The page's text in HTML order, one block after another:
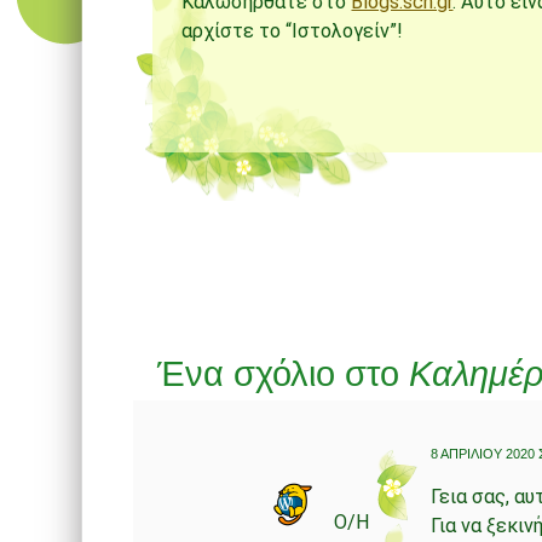
αρχίστε το “Ιστολογείν”!
Ένα σχόλιο στο
Ο/Η
8 ΑΠΡΙΛΊΟΥ 2020
Γεια σας,
Για να